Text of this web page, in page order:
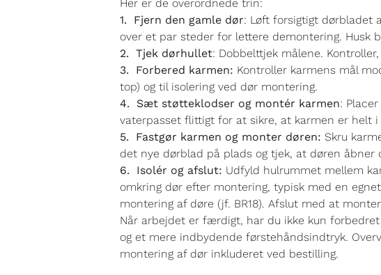
Her er de overordnede trin:
1. Fjern den gamle dør: Løft forsigtigt dørbladet
over et par steder for lettere demontering. Husk
2. Tjek dørhullet: Dobbelttjek målene.
3. Forbered karmen: Kontroller karmens mål
top) og til isolering ved dør montering.
4. Sæt støtteklodser og montér karmen:
vaterpasset flittigt for at sikre, at karmen er helt
5. Fastgør karmen og monter døren: Skru
det nye dørblad på plads og tjek, at døren
6. Isolér og afslut: Udfyld hulrummet mellem
omkring dør efter montering, typisk med en
montering af døre (jf. BR18). Afslut med at
Når arbejdet er færdigt, har du ikke kun
og et mere indbydende førstehåndsindtryk.
montering af dør inkluderet ved bestilling.